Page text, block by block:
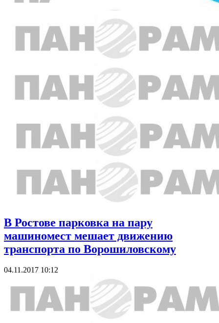
В Ростове парковка на пару
машиномест мешает движению
транспорта по Ворошиловскому
04.11.2017 10:12